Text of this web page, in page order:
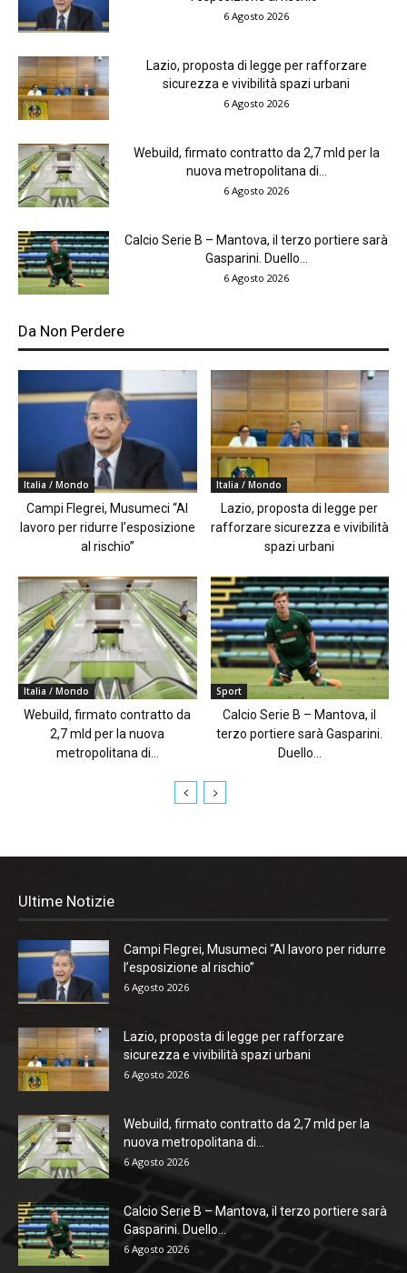
6 Agosto 2026
Lazio, proposta di legge per rafforzare
sicurezza e vivibilità spazi urbani
6 Agosto 2026
Webuild, firmato contratto da 2,7 mld per la
nuova metropolitana di...
6 Agosto 2026
Calcio Serie B – Mantova, il terzo portiere sarà
Gasparini. Duello...
6 Agosto 2026
Da Non Perdere
Italia / Mondo
Campi Flegrei, Musumeci “Al
lavoro per ridurre l’esposizione
al rischio”
Italia / Mondo
Lazio, proposta di legge per
rafforzare sicurezza e vivibilità
spazi urbani
Italia / Mondo
Webuild, firmato contratto da
2,7 mld per la nuova
metropolitana di...
Sport
Calcio Serie B – Mantova, il
terzo portiere sarà Gasparini.
Duello...
Ultime Notizie
Campi Flegrei, Musumeci “Al lavoro per ridurre
l’esposizione al rischio”
6 Agosto 2026
Lazio, proposta di legge per rafforzare
sicurezza e vivibilità spazi urbani
6 Agosto 2026
Webuild, firmato contratto da 2,7 mld per la
nuova metropolitana di...
6 Agosto 2026
Calcio Serie B – Mantova, il terzo portiere sarà
Gasparini. Duello...
6 Agosto 2026